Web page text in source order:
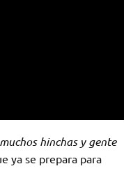
hinchas y gente
ya se prepara para